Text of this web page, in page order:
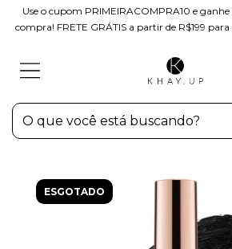
Use o cupom PRIMEIRACOMPRA10 e
compra! FRETE GRÁTIS a partir de R$199
ESGOTADO